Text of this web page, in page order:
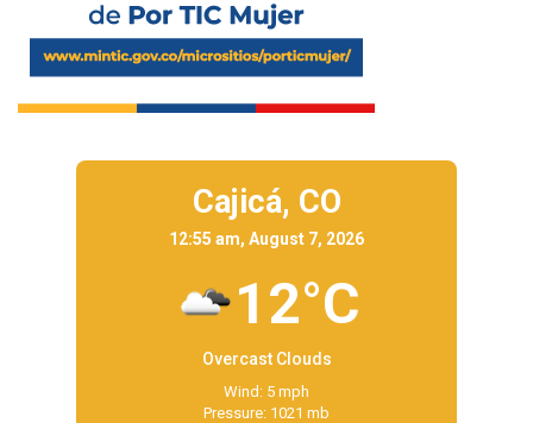
Cajicá, CO
12:55 am, August 7, 2026
12°C
Overcast Clouds
Wind: 5 mph
Pressure: 1021 mb